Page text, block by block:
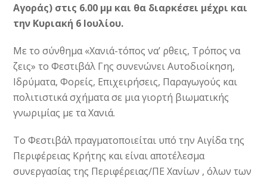
Αγοράς) στις 6.00 μμ και θα διαρκέσει μέχρι και
την Κυριακή 6 Ιουλίου.
Με το σύνθημα «Χανιά-τόπος να’ ρθεις, Τρόπος να
ζεις» το Φεστιβάλ Γης συνενώνει Αυτοδιοίκηση,
Ιδρύματα, Φορείς, Επιχειρήσεις, Παραγωγούς και
πολιτιστικά σχήματα σε μια γιορτή βιωματικής
γνωριμίας με τα Χανιά.
Το Φεστιβάλ πραγματοποιείται υπό την Αιγίδα της
Περιφέρειας Κρήτης και είναι αποτέλεσμα
συνεργασίας της Περιφέρειας/ΠΕ Χανίων , όλων των